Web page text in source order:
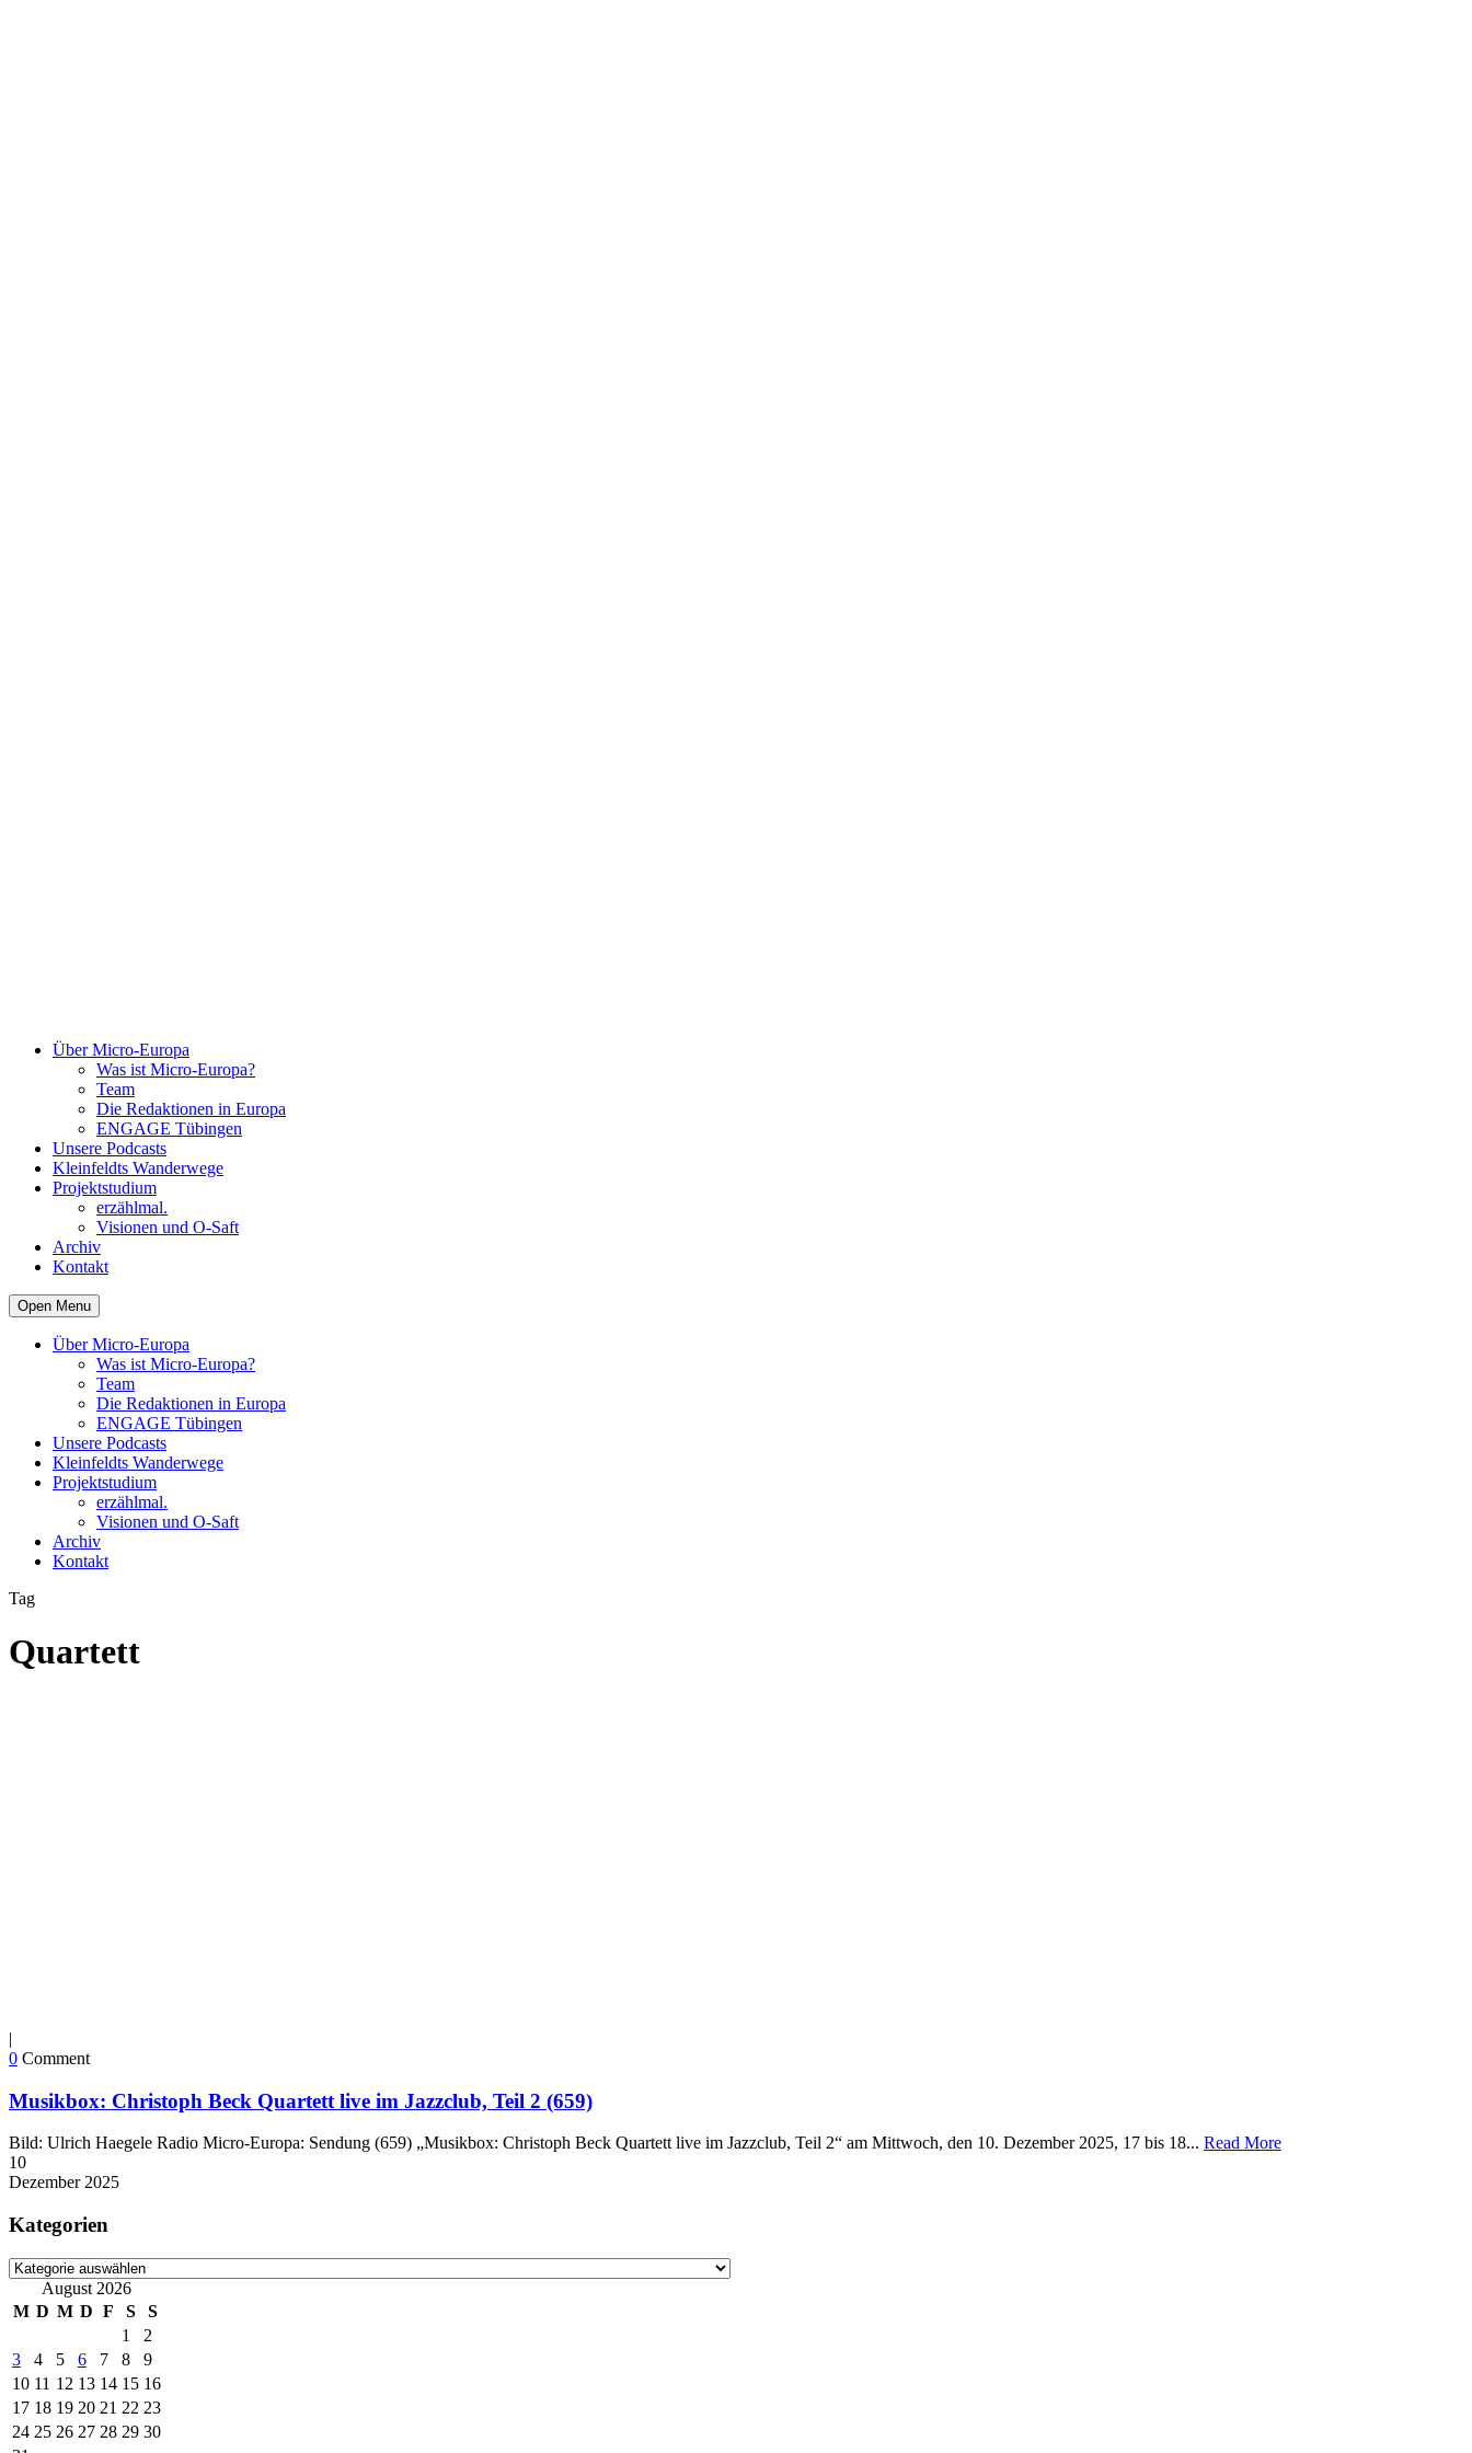
Über Micro-Europa
Was ist Micro-Europa?
Team
Die Redaktionen in Europa
ENGAGE Tübingen
Unsere Podcasts
Kleinfeldts Wanderwege
Projektstudium
erzählmal.
Visionen und O-Saft
Archiv
Kontakt
Open Menu
Über Micro-Europa
Was ist Micro-Europa?
Team
Die Redaktionen in Europa
ENGAGE Tübingen
Unsere Podcasts
Kleinfeldts Wanderwege
Projektstudium
erzählmal.
Visionen und O-Saft
Archiv
Kontakt
Tag
Quartett
|
0 Comment
Musikbox: Christoph Beck Quartett live im Jazzclub, Teil 2 (659)
Bild: Ulrich Haegele Radio Micro-Europa: Sendung (659) „Musikbox: Christoph Beck Quartett live im Jazzclub, Teil 2“ am Mittwoch, den 10. Dezember 2025, 17 bis 18... Read More
10
Dezember 2025
Kategorien
Kategorien
August 2026
M D M D F S
S
1
2
3
4 5 6 7 8
9
10 11 12 13 14 15 16
17 18 19 20 21 22 23
24 25 26 27 28 29 30